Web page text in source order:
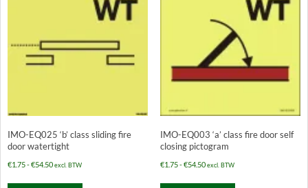
IMO-EQ025 ‘b’ class sliding fire
door watertight
€1.75-€54.50Prijsklasse:
excl. BTW
IMO-EQ003 ‘a’ class fire door self
closing pictogram
€1.75-€54.50Prijsklasse:
excl. BTW